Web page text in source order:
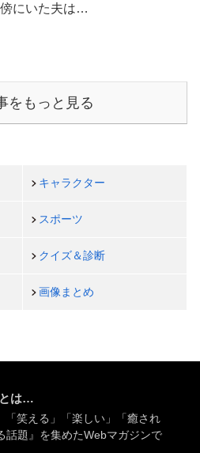
にいた夫は…
をもっと見る
キャラクター
スポーツ
クイズ＆診断
画像まとめ
は…
「笑える」「楽しい」「癒され
話題』を集めたWebマガジンで